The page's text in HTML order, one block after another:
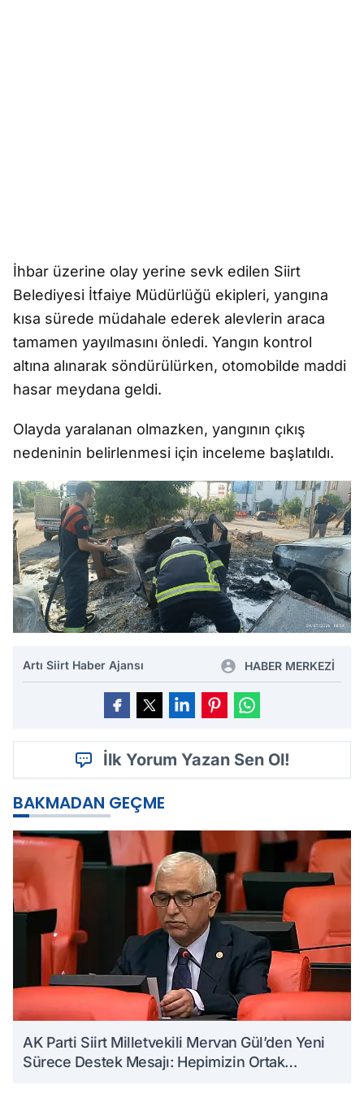
İhbar üzerine olay yerine sevk edilen Siirt
Belediyesi İtfaiye Müdürlüğü ekipleri, yangına
kısa sürede müdahale ederek alevlerin araca
tamamen yayılmasını önledi. Yangın kontrol
altına alınarak söndürülürken, otomobilde maddi
hasar meydana geldi.
Olayda yaralanan olmazken, yangının çıkış
nedeninin belirlenmesi için inceleme başlatıldı.
Artı Siirt Haber Ajansı HABER MERKEZİ
İlk Yorum Yazan Sen Ol!
BAKMADAN GEÇME
AK Parti Siirt Milletvekili Mervan Gül’den Yeni
Sürece Destek Mesajı: Hepimizin Ortak